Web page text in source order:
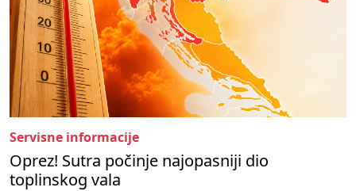
Servisne informacije
Oprez! Sutra počinje najopasniji dio
toplinskog vala